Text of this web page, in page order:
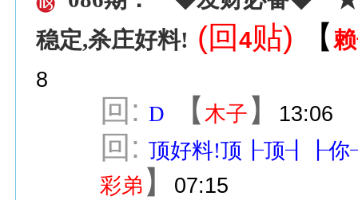
稳定,杀庄好料! (回4贴) 【
8
回: D 【木子 】 13:06
回: 顶好料!顶┠顶┨┠
彩弟 】 07:15